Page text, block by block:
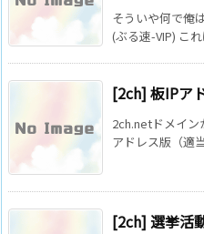
そういや何で俺
(ぶる速-VIP) こ
[2ch] 板IPア
2ch.netドメイン
アドレス版（適
[2ch] 選挙活